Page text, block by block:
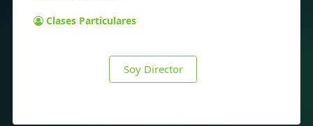
Clases Particulares
Soy Director